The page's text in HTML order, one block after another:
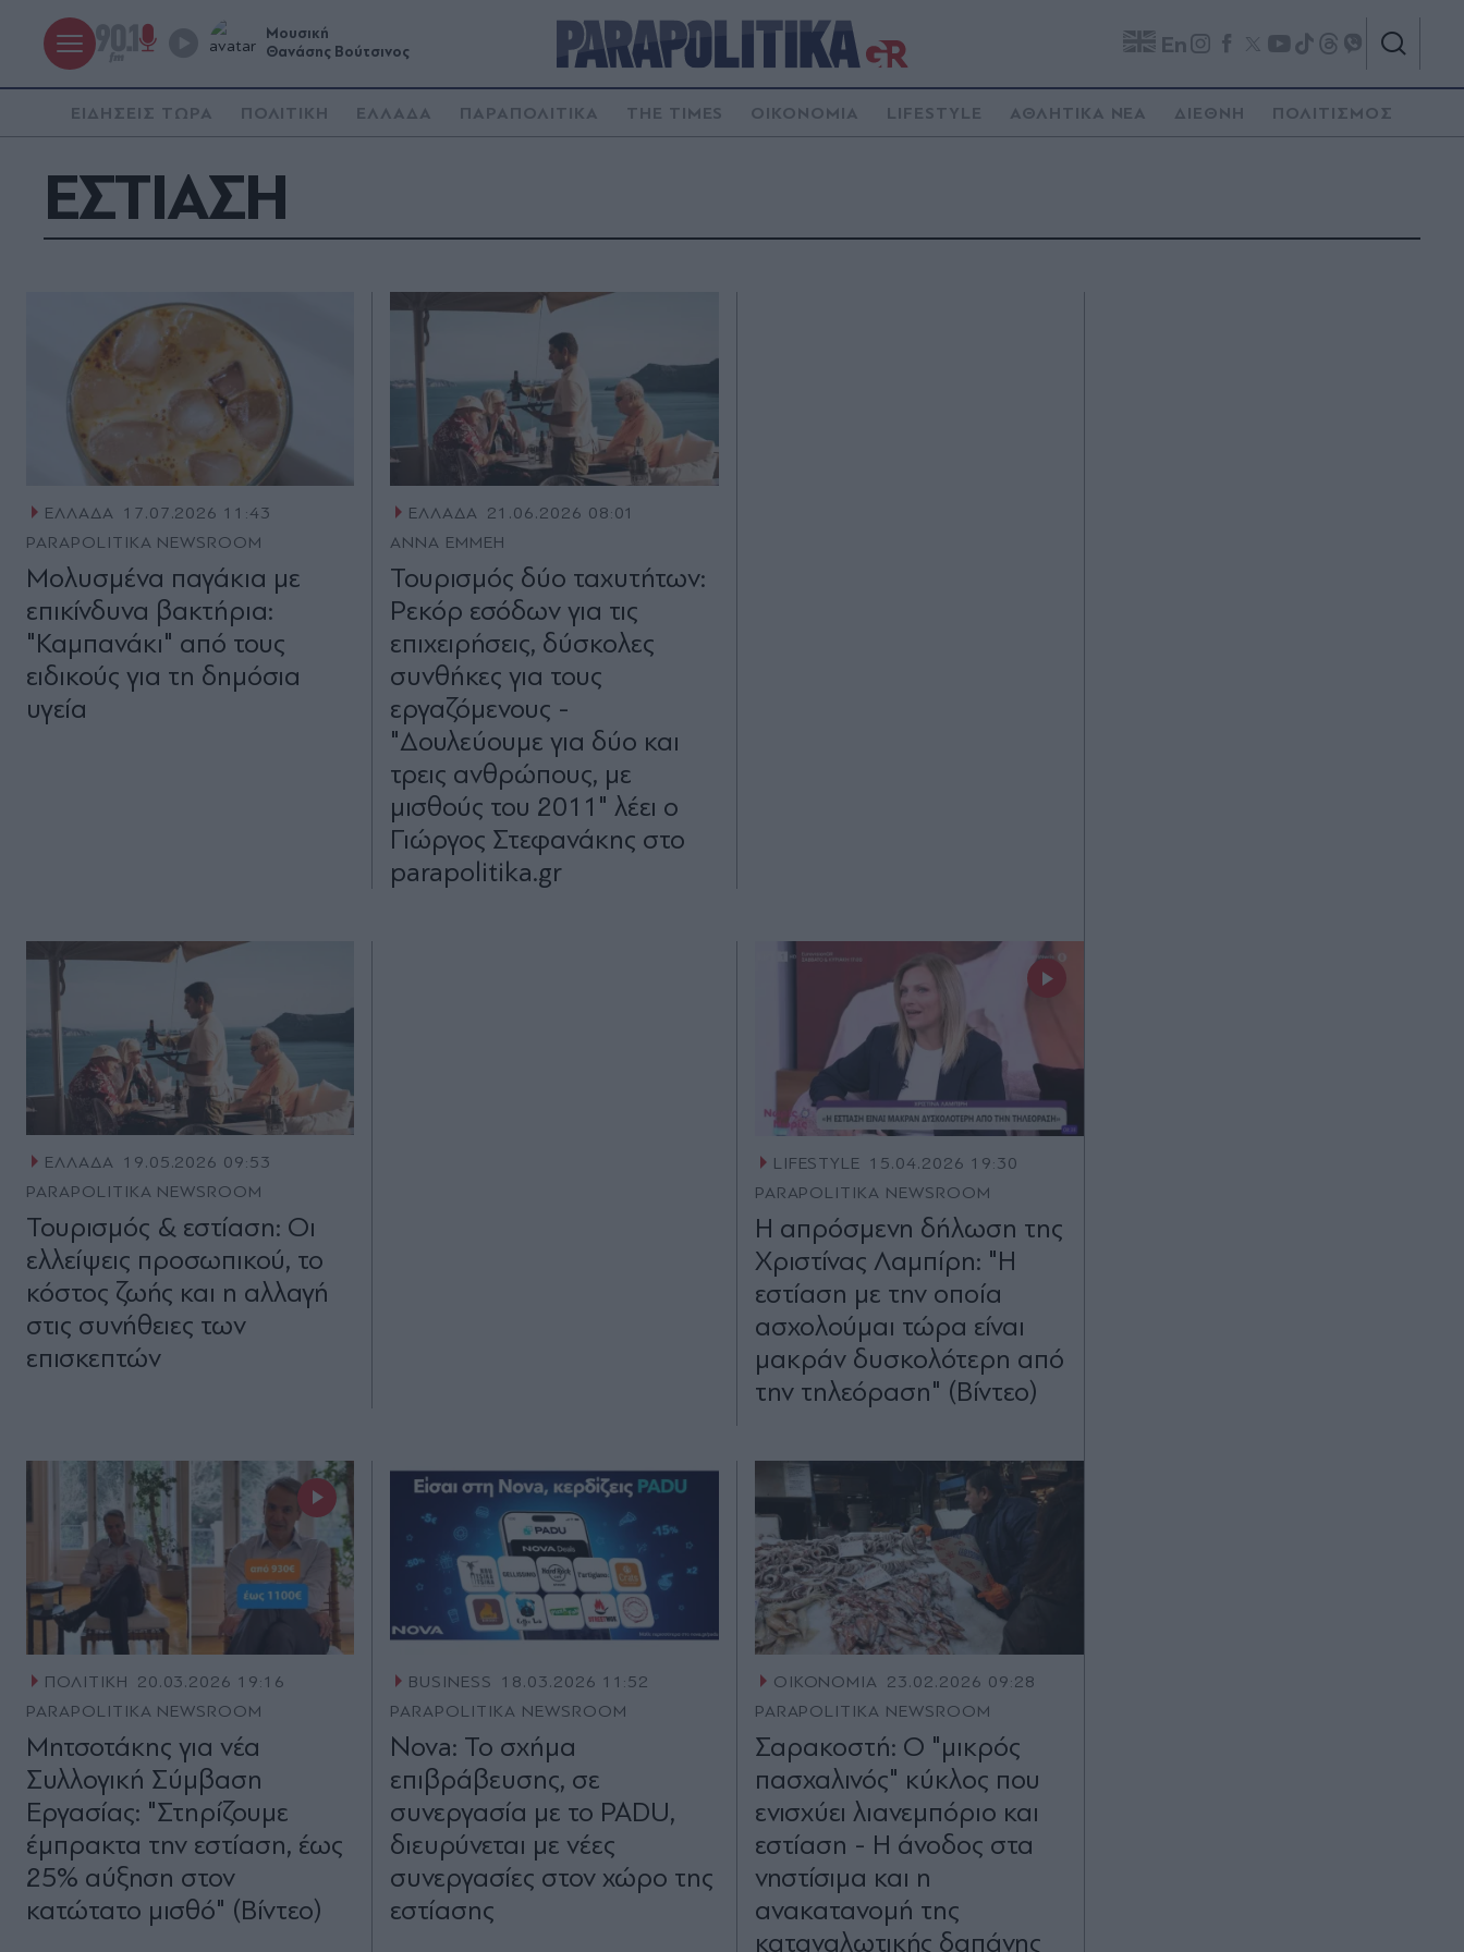
Μουσική
Θανάσης Βούτσινος
En
ΕΙΔΗΣΕΙΣ ΤΩΡΑ ΠΟΛΙΤΙΚΗ ΕΛΛΑΔΑ ΠΑΡΑΠΟΛΙΤΙΚΑ THE TIMES ΟΙΚΟΝΟΜΙΑ LIFESTYLE ΑΘΛΗΤΙΚΑ ΝΕΑ ΔΙΕΘΝΗ ΠΟΛΙΤΙΣΜΟΣ
ΕΣΤΙΑΣΗ
ΕΛΛΑΔΑ 17.07.2026 11:43
PARAPOLITIKA NEWSROOM
Μολυσμένα παγάκια με
επικίνδυνα βακτήρια:
"Καμπανάκι" από τους
ειδικούς για τη δημόσια
υγεία
ΕΛΛΑΔΑ 21.06.2026 08:01
ΑΝΝΑ ΕΜΜΕΗ
Τουρισμός δύο ταχυτήτων:
Ρεκόρ εσόδων για τις
επιχειρήσεις, δύσκολες
συνθήκες για τους
εργαζόμενους -
"Δουλεύουμε για δύο και
τρεις ανθρώπους, με
μισθούς του 2011" λέει ο
Γιώργος Στεφανάκης στο
parapolitika.gr
ΕΛΛΑΔΑ 19.05.2026 09:53
PARAPOLITIKA NEWSROOM
Τουρισμός & εστίαση: Οι
ελλείψεις προσωπικού, το
κόστος ζωής και η αλλαγή
στις συνήθειες των
επισκεπτών
LIFESTYLE 15.04.2026 19:30
PARAPOLITIKA NEWSROOM
Η απρόσμενη δήλωση της
Χριστίνας Λαμπίρη: "Η
εστίαση με την οποία
ασχολούμαι τώρα είναι
μακράν δυσκολότερη από
την τηλεόραση" (Βίντεο)
ΠΟΛΙΤΙΚΗ
20.03.2026 19:16
PARAPOLITIKA NEWSROOM
Μητσοτάκης για νέα
Συλλογική Σύμβαση
Εργασίας: "Στηρίζουμε
έμπρακτα την εστίαση, έως
25% αύξηση στον
κατώτατο μισθό" (Βίντεο)
BUSINESS
18.03.2026 11:52
PARAPOLITIKA NEWSROOM
Nova: Το σχήμα
επιβράβευσης, σε
συνεργασία με το PADU,
διευρύνεται με νέες
συνεργασίες στον χώρο της
εστίασης
ΟΙΚΟΝΟΜΙΑ 23.02.2026 09:28
PARAPOLITIKA NEWSROOM
Σαρακοστή: Ο "μικρός
πασχαλινός" κύκλος που
ενισχύει λιανεμπόριο και
εστίαση - Η άνοδος στα
νηστίσιμα και η
ανακατανομή της
καταναλωτικής δαπάνης